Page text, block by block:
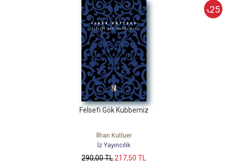
%25
Felsefi Gök Kubbemiz
İlhan Kutluer
İz Yayıncılık
290,00TL217,50 TL